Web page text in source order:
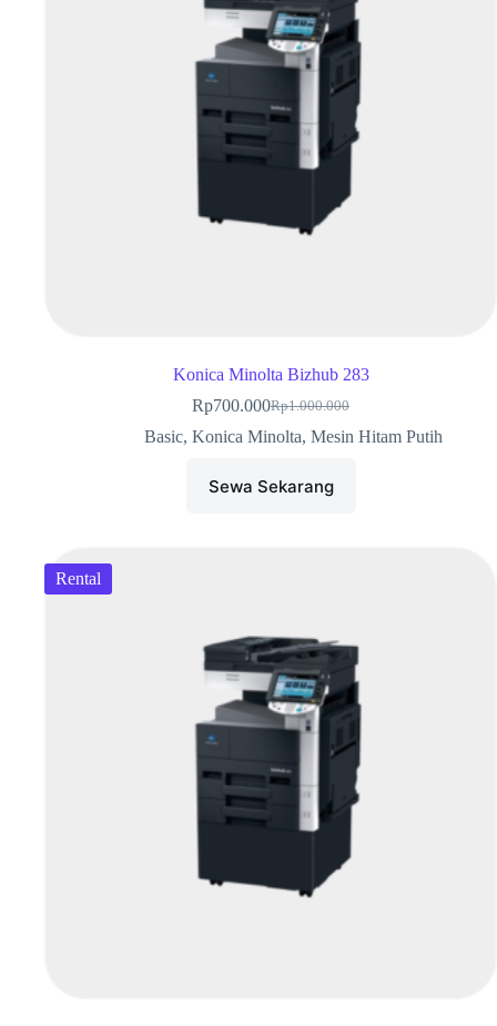
Konica Minolta Bizhub 283
Rp1.000.000
Rp700.000
Basic, Konica Minolta, Mesin Hitam Putih
Sewa Sekarang
Rental